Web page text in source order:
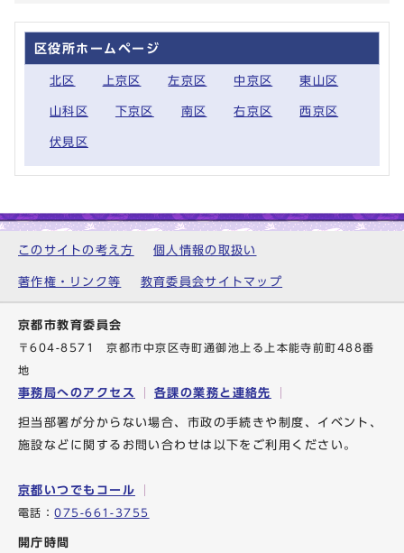
区役所ホームページ
北区 上京区 左京区 中京区 東山区
山科区 下京区 南区 右京区 西京区
伏見区
このサイトの考え方 個人情報の取扱い
著作権・リンク等 教育委員会サイトマップ
京都市教育委員会
〒604-8571 京都市中京区寺町通御池上る上本能寺前町488番
地
事務局へのアクセス 各課の業務と連絡先
担当部署が分からない場合、市政の手続きや制度、イベント、
施設などに関するお問い合わせは以下をご利用ください。
京都いつでもコール
電話：075-661-3755
開庁時間